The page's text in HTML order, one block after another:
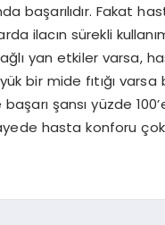
Fakat
ilacın sürekli
yan etkiler varsa,
bir mide fıtığı
şansı yüzde
hasta konforu çok